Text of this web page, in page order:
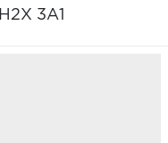
H2X 3A1